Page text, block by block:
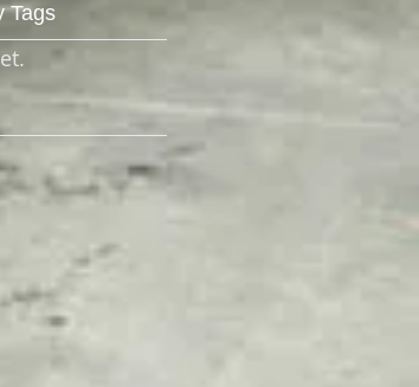
Tags